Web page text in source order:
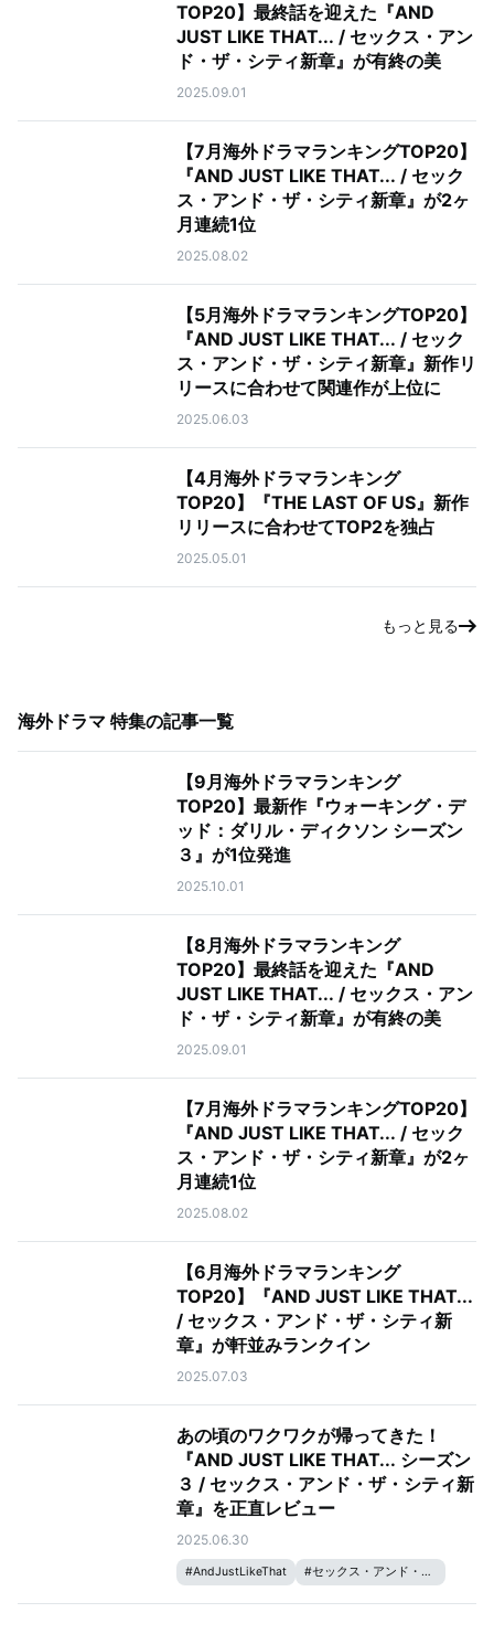
TOP20】最終話を迎えた『AND
JUST LIKE THAT... / セックス・アン
ド・ザ・シティ新章』が有終の美
2025.09.01
【7月海外ドラマランキングTOP20】
『AND JUST LIKE THAT... / セック
ス・アンド・ザ・シティ新章』が2ヶ
月連続1位
2025.08.02
【5月海外ドラマランキングTOP20】
『AND JUST LIKE THAT... / セック
ス・アンド・ザ・シティ新章』新作リ
リースに合わせて関連作が上位に
2025.06.03
【4月海外ドラマランキング
TOP20】『THE LAST OF US』新作
リリースに合わせてTOP2を独占
2025.05.01
もっと見る
海外ドラマ 特集の記事一覧
【9月海外ドラマランキング
TOP20】最新作『ウォーキング・デ
ッド：ダリル・ディクソン シーズン
３』が1位発進
2025.10.01
【8月海外ドラマランキング
TOP20】最終話を迎えた『AND
JUST LIKE THAT... / セックス・アン
ド・ザ・シティ新章』が有終の美
2025.09.01
【7月海外ドラマランキングTOP20】
『AND JUST LIKE THAT... / セック
ス・アンド・ザ・シティ新章』が2ヶ
月連続1位
2025.08.02
【6月海外ドラマランキング
TOP20】『AND JUST LIKE THAT...
/ セックス・アンド・ザ・シティ新
章』が軒並みランクイン
2025.07.03
あの頃のワクワクが帰ってきた！
『AND JUST LIKE THAT... シーズン
３ / セックス・アンド・ザ・シティ新
章』を正直レビュー
2025.06.30
#AndJustLikeThat #セックス・アンド・ザ・シティ